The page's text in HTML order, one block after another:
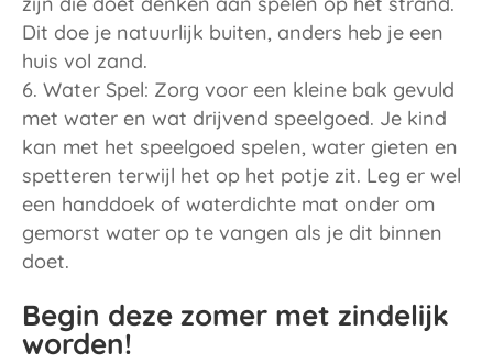
Dit doe je natuurlijk buiten, anders heb je een
huis vol zand.
Water Spel: Zorg voor een kleine bak gevuld
met water en wat drijvend speelgoed. Je kind
kan met het speelgoed spelen, water gieten en
spetteren terwijl het op het potje zit. Leg er wel
een handdoek of waterdichte mat onder om
gemorst water op te vangen als je dit binnen
doet.
Begin deze zomer met zindelijk
worden!